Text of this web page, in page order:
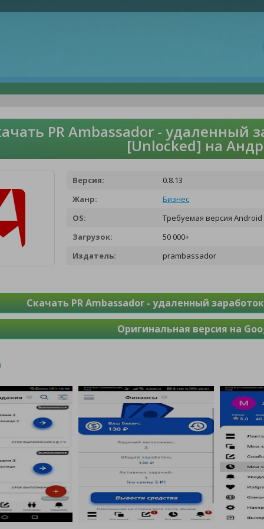
PR Ambassador - удаленный
[Unlocked] на
Версия:
0.8.13
Жанр:
Бизнес
OS:
Требуемая версия
Загрузок:
50 000+
Издатель:
prambassador
Скачать PR Ambassador - удаленный
Оригинальная версия на